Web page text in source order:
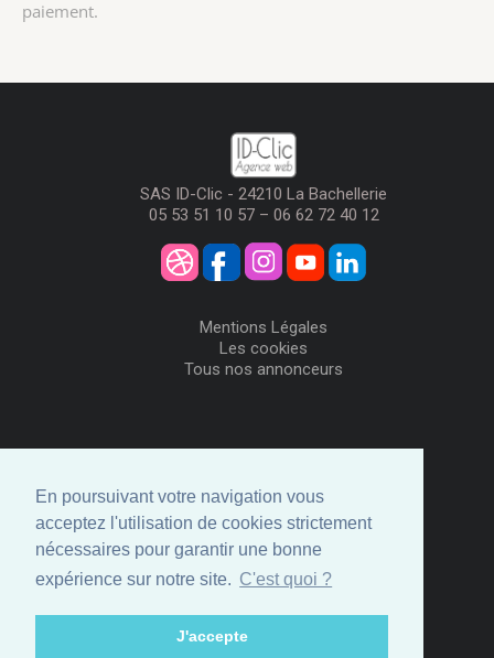
En poursuivant votre navigation vous
acceptez l'utilisation de cookies strictement
nécessaires pour garantir une bonne
expérience sur notre site. C'est quoi ?
J'accepte
paiement.
SAS ID-Clic - 24210 La Bachellerie
05 53 51 10 57 – 06 62 72 40 12
Mentions Légales
Les cookies
Tous nos annonceurs
Me Connecter
Créer mon Compte
Annonceurs
Comment ça marche
Espace privé
© ID-Clic 2026 -